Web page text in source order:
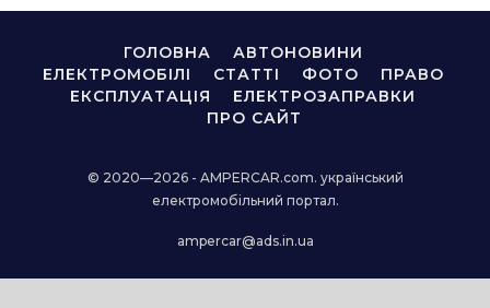
ГОЛОВНА
АВТОНОВИНИ
ЕЛЕКТРОМОБІЛІ
СТАТТІ ФОТО
ПРАВО
ЕКСПЛУАТАЦІЯ
ЕЛЕКТРОЗАПРАВКИ
ПРО САЙТ
© 2020—2026 - AMPERCAR.com. український
електромобільний портал.
ampercar@ads.in.ua